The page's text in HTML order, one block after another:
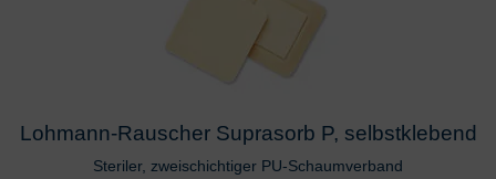
Lohmann-Rauscher Suprasorb P, selbstklebend
Steriler, zweischichtiger PU-Schaumverband